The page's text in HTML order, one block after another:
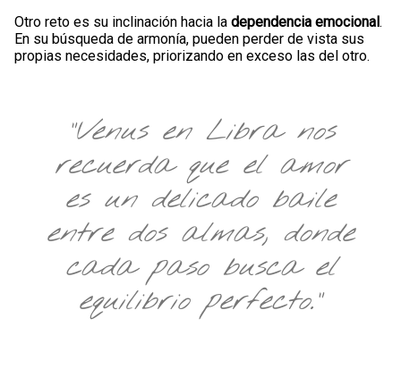
Otro reto es su inclinación hacia la dependencia emocional.
En su búsqueda de armonía, pueden perder de vista sus
propias necesidades, priorizando en exceso las del otro.
"Venus en Libra nos
recuerda que el amor
es un delicado baile
entre dos almas, donde
cada paso busca el
equilibrio perfecto."